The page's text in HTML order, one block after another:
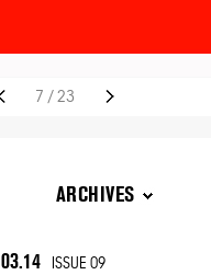
7 /23
ARCHIVES
03.14 ISSUE 09